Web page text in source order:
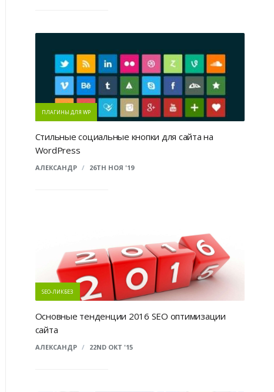
ПЛАГИНЫ ДЛЯ WP
Стильные социальные кнопки для сайта на
WordPress
АЛЕКСАНДР / 26TH НОЯ '19
SEO-ЛИКБЕЗ
Основные тенденции 2016 SEO оптимизации
сайта
АЛЕКСАНДР / 22ND ОКТ '15